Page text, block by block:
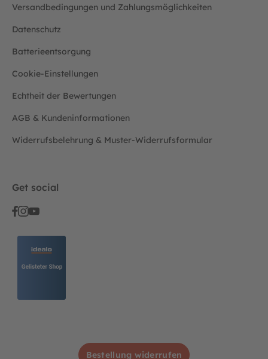
Versandbedingungen und Zahlungsmöglichkeiten
Datenschutz
Batterieentsorgung
Cookie-Einstellungen
Echtheit der Bewertungen
AGB & Kundeninformationen
Widerrufsbelehrung & Muster-Widerrufsformular
Get social
Bestellung widerrufen